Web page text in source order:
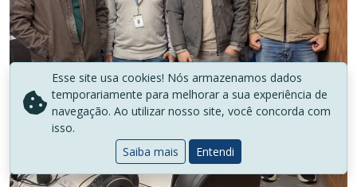
Esse site usa cookies! Nós armazenamos dados
temporariamente para melhorar a sua experiência de
navegação. Ao utilizar nosso site, você concorda com
isso.
Saiba mais
Entendi